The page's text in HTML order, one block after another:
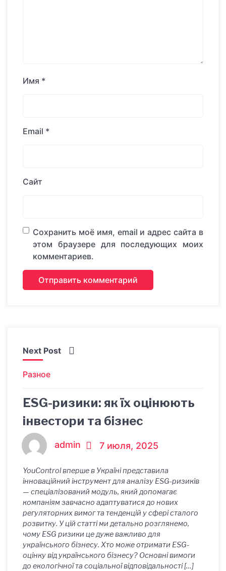
Имя *
Email *
Сайт
Сохранить моё имя, email и адрес сайта в
этом браузере для последующих моих
комментариев.
Next Post
Разное
ESG-ризики: як їх оцінюють
інвестори та бізнес
admin 7 июля, 2025
YouControl вперше в Україні представила
інноваційний інструмент для аналізу ESG-ризиків
— спеціалізований модуль, який допомагає
компаніям завчасно адаптуватися до нових
регуляторних вимог та тенденцій у сфері сталого
розвитку. У цій статті ми детально розглянемо,
чому ESG ризики це дуже важливо для
українського бізнесу. Хто може отримати ESG-
оцінку від українського бізнесу? Основні вимоги
до екологічної та соціальної відповідальності […]